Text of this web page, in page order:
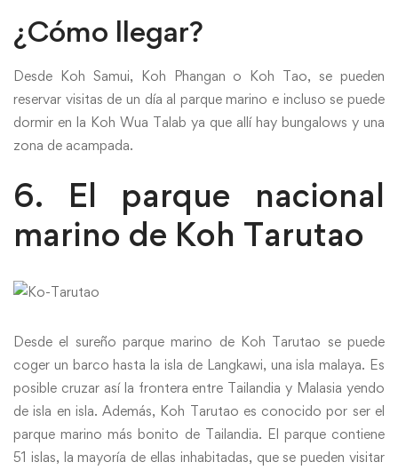
¿Cómo llegar?
Desde Koh Samui, Koh Phangan o Koh Tao, se pueden
reservar visitas de un día al parque marino e incluso se puede
dormir en la Koh Wua Talab ya que allí hay bungalows y una
zona de acampada.
6. El parque nacional
marino de Koh Tarutao
Desde el sureño parque marino de Koh Tarutao se puede
coger un barco hasta la isla de Langkawi, una isla malaya. Es
posible cruzar así la frontera entre Tailandia y Malasia yendo
de isla en isla. Además, Koh Tarutao es conocido por ser el
parque marino más bonito de Tailandia. El parque contiene
51 islas, la mayoría de ellas inhabitadas, que se pueden visitar